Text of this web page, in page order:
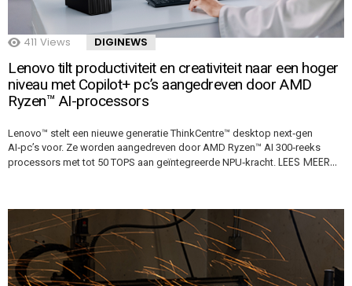
411 Views DIGINEWS
Lenovo tilt productiviteit en creativiteit naar een hoger
niveau met Copilot+ pc’s aangedreven door AMD
Ryzen™ AI-processors
Lenovo™ stelt een nieuwe generatie ThinkCentre™ desktop next‑gen
AI‑pc’s voor. Ze worden aangedreven door AMD Ryzen™ AI 300‑reeks
processors met tot 50 TOPS aan geïntegreerde NPU‑kracht. LEES MEER…